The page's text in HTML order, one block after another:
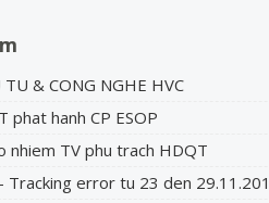
& CONG NGHE HVC
phat hanh CP ESOP
nhiem TV phu trach HDQT
- Tracking error tu 23 den